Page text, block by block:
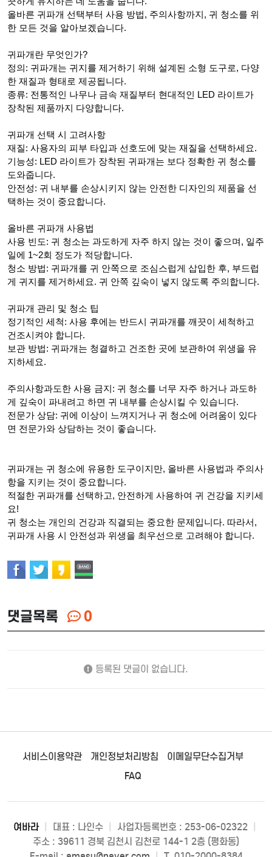
올바른 귀파개 선택부터 사용 방법, 주의사항까지, 귀 청소를 위
한 모든 것을 알아보겠습니다.
귀파개란 무엇인가?
정의: 귀파개는 귀지를 제거하기 위해 설계된 소형 도구로, 다양
한 재질과 형태로 제공됩니다.
종류: 전통적인 나무나 금속 재질부터 현대적인 LED 라이트가
장착된 제품까지 다양합니다.
귀파개 선택 시 고려사항
재질: 사용자의 피부 타입과 선호도에 맞는 재질을 선택하세요.
기능성: LED 라이트가 장착된 귀파개는 보다 정확한 귀 청소를
도와줍니다.
안전성: 귀 내부를 손상시키지 않는 안전한 디자인의 제품을 선
택하는 것이 중요합니다.
올바른 귀파개 사용법
사용 빈도: 귀 청소는 과도하게 자주 하지 않는 것이 좋으며, 일주
일에 1~2회 정도가 적당합니다.
청소 방법: 귀파개를 귀 안쪽으로 조심스럽게 삽입한 후, 부드럽
게 귀지를 제거하세요. 귀 안쪽 깊숙이 넣지 않도록 주의합니다.
귀파개 관리 및 청소 팁
정기적인 세척: 사용 후에는 반드시 귀파개를 깨끗이 세척하고
건조시켜야 합니다.
보관 방법: 귀파개는 청결하고 건조한 곳에 보관하여 위생을 유
지하세요.
주의사항과도한 사용 금지: 귀 청소를 너무 자주 하거나 과도하
게 깊숙이 파내려고 하면 귀 내부를 손상시킬 수 있습니다.
전문가 상담: 귀에 이상이 느껴지거나 귀 청소에 어려움이 있다
면 전문가와 상담하는 것이 좋습니다.
귀파개는 귀 청소에 유용한 도구이지만, 올바른 사용법과 주의사
항을 지키는 것이 중요합니다.
적절한 귀파개를 선택하고, 안전하게 사용하여 귀 건강을 지키세
요!
귀 청소는 개인의 건강과 직결되는 중요한 문제입니다. 따라서,
귀파개 사용 시 안전성과 위생을 최우선으로 고려해야 합니다.
댓글목록 0
등록된 댓글이 없습니다.
서비스이용약관 개인정보처리방침
이메일무단수집거부
FAQ
여바라 대표 : 나인수 사업자등록번호 : 253-06-02322
주소 : 39611 경북 김천시 김천로 144-1 2층 (평화동)